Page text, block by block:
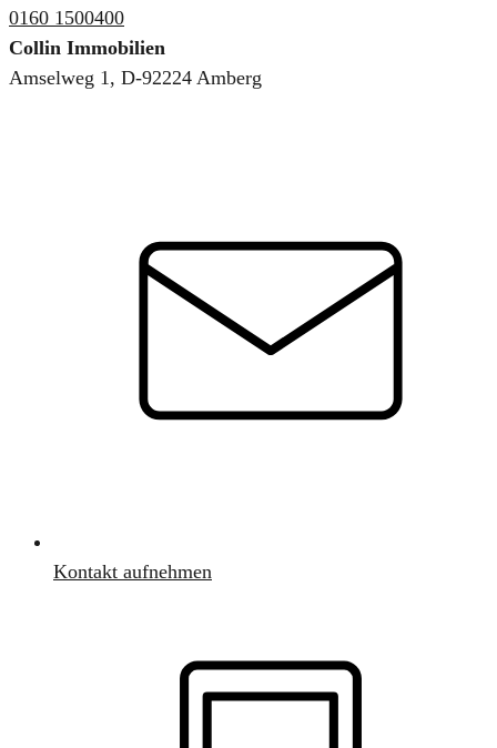
0160 1500400
Collin Immobilien
Amselweg 1, D-92224 Amberg
Kontakt aufnehmen